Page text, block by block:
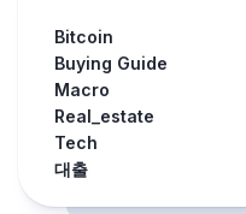
Bitcoin
Buying Guide
Macro
Real_estate
Tech
대출